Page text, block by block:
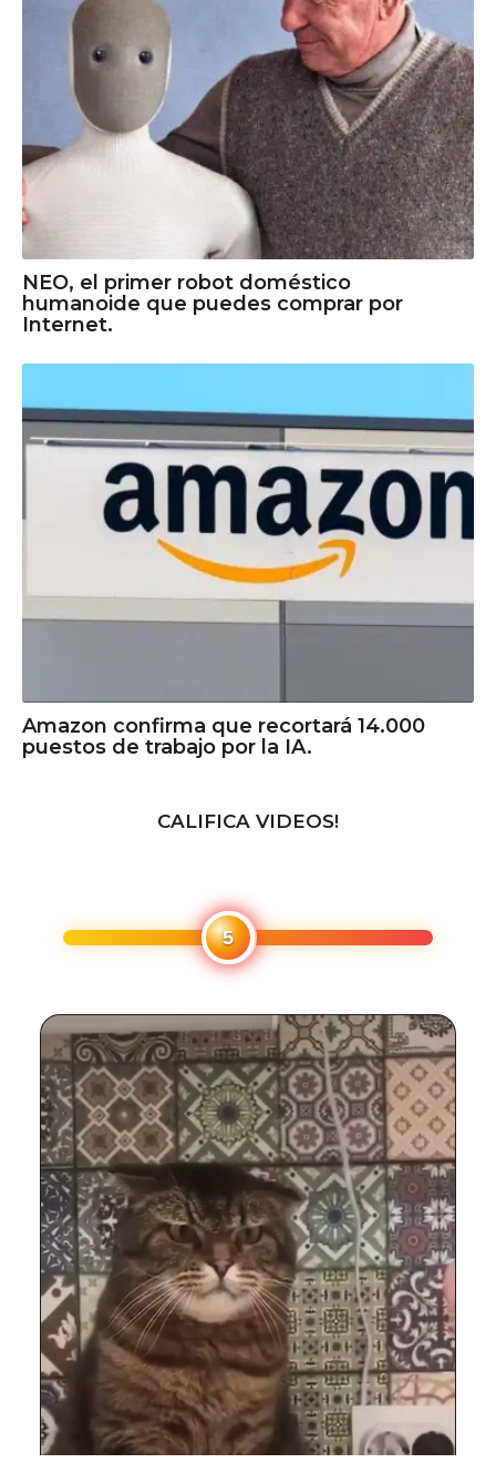
NEO, el primer robot doméstico
humanoide que puedes comprar por
Internet.
Amazon confirma que recortará 14.000
puestos de trabajo por la IA.
CALIFICA VIDEOS!